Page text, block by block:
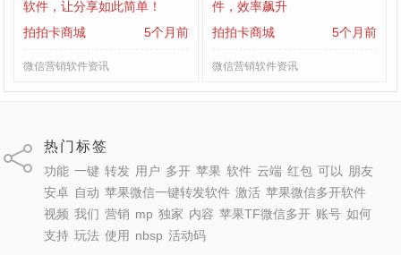
软件，让分享如此简单！
拍拍卡商城
5个月前
微信营销软件资讯
件，效率飙升
拍拍卡商城
5个月前
微信营销软件资讯
热门标签
功能 一键 转发 用户 多开 苹果 软件 云端 红包 可以
朋友
安卓 自动 苹果微信一键转发软件 激活 苹果微信多开软件
视频 我们 营销 mp 独家 内容 苹果TF微信多开 账号 如何
支持 玩法 使用 nbsp 活动码